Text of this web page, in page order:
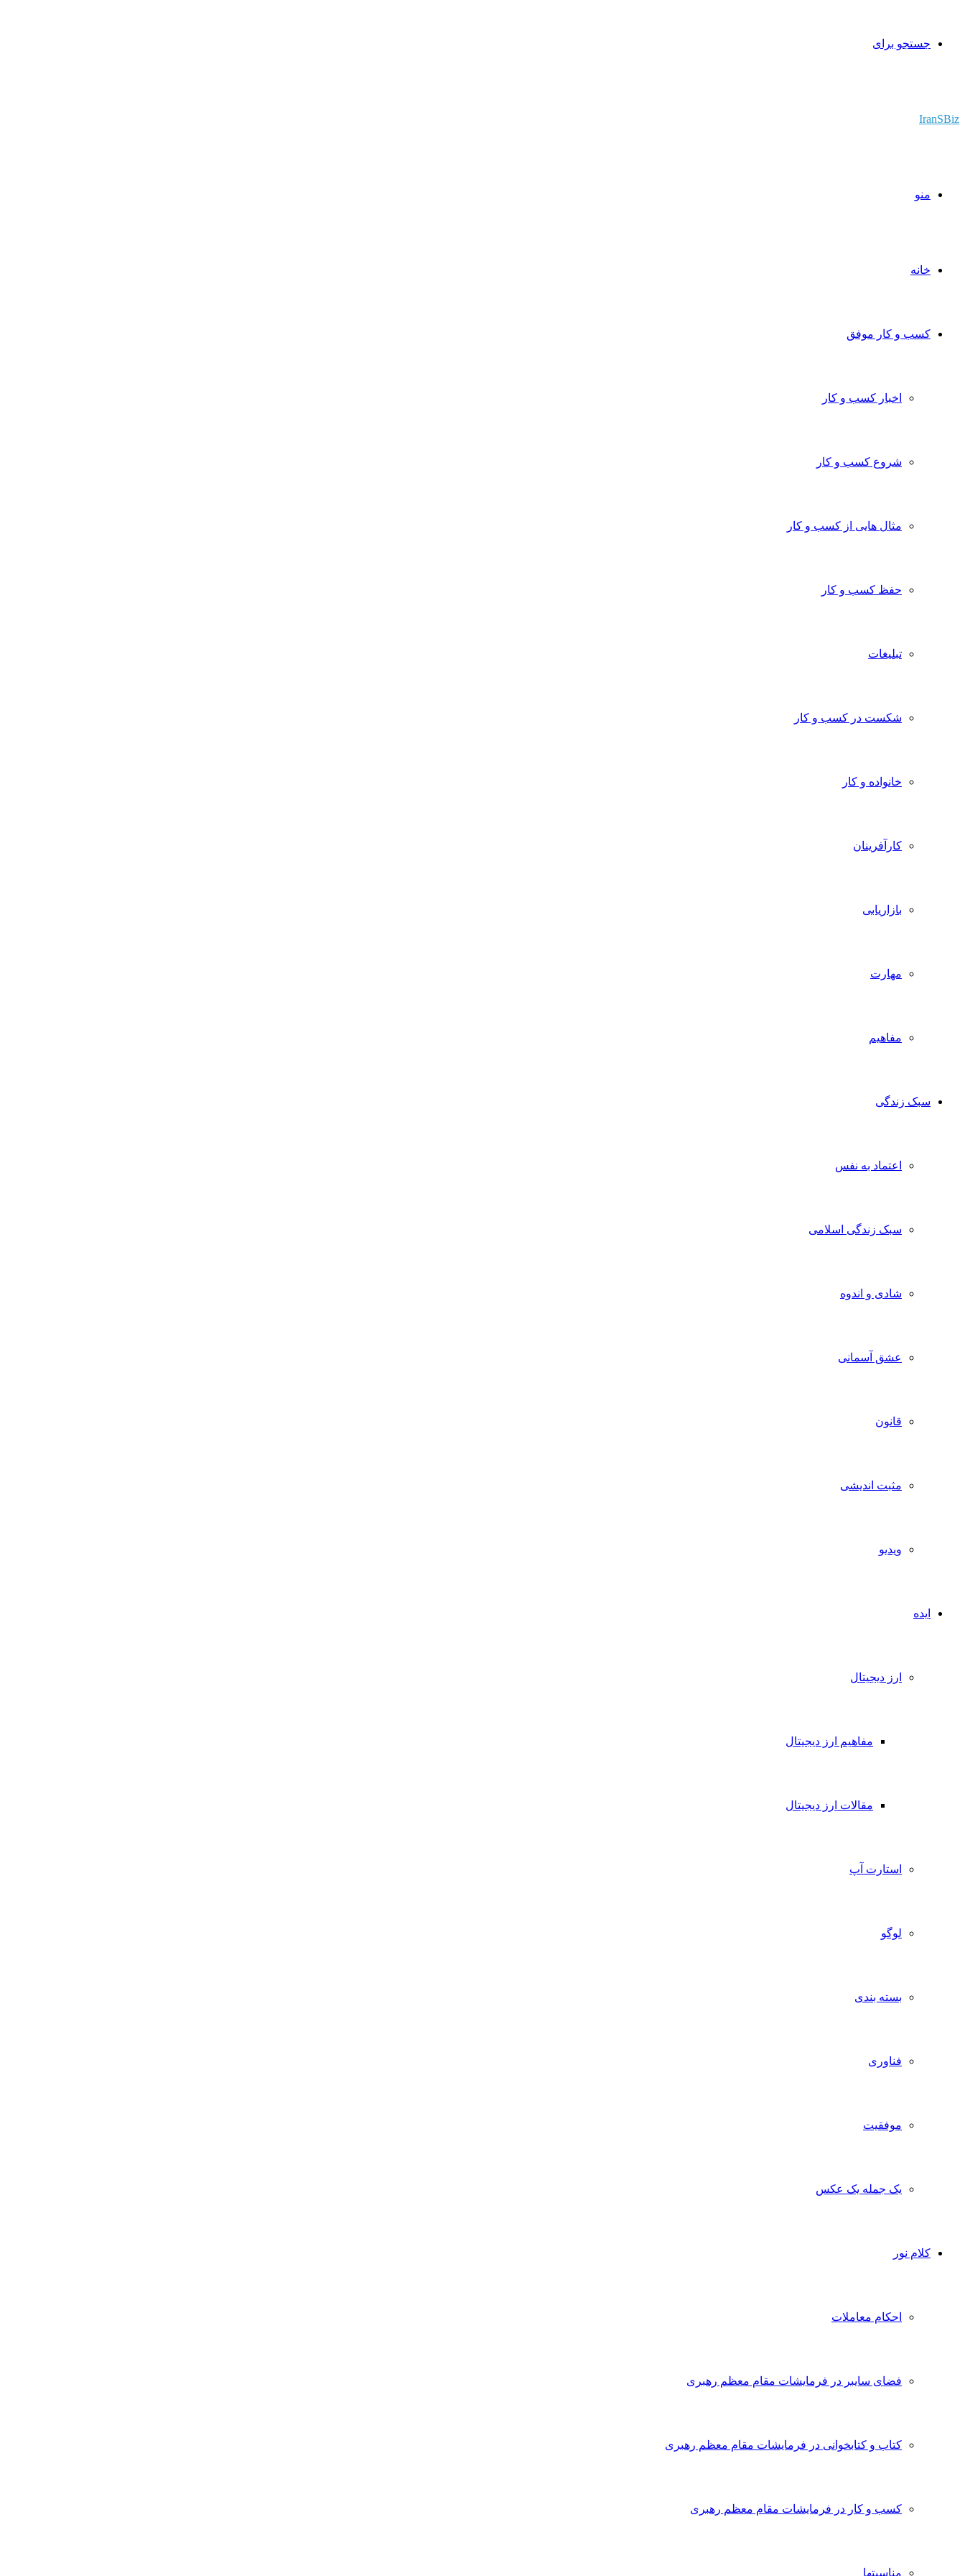
جستجو برای
IranSBiz
منو
خانه
کسب و کار موفق
اخبار کسب و کار
شروع کسب و کار
مثال هایی از کسب و کار
حفظ کسب و کار
تبلیغات
شکست در کسب و کار
خانواده و کار
کارآفرینان
بازاریابی
مهارت
مفاهیم
سبک زندگی
اعتماد به نفس
سبک زندگی اسلامی
شادی و اندوه
عشق آسمانی
قانون
مثبت اندیشی
ویدیو
ایده
ارز دیجیتال
مفاهیم ارز دیجیتال
مقالات ارز دیجیتال
استارت آپ
لوگو
بسته بندی
فناوری
موفقیت
یک جمله یک عکس
کلام نور
احکام معاملات
فضای سایبر در فرمایشات مقام معظم رهبری
کتاب و کتابخوانی در فرمایشات مقام معظم رهبری
کسب و کار در فرمایشات مقام معظم رهبری
مناسبتها